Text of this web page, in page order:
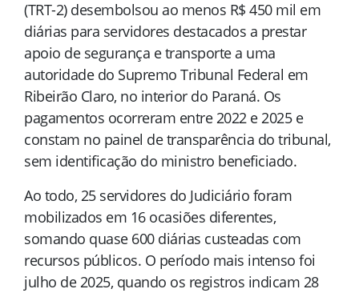
(TRT-2) desembolsou ao menos R$ 450 mil em
diárias para servidores destacados a prestar
apoio de segurança e transporte a uma
autoridade do Supremo Tribunal Federal em
Ribeirão Claro, no interior do Paraná. Os
pagamentos ocorreram entre 2022 e 2025 e
constam no painel de transparência do tribunal,
sem identificação do ministro beneficiado.
Ao todo, 25 servidores do Judiciário foram
mobilizados em 16 ocasiões diferentes,
somando quase 600 diárias custeadas com
recursos públicos. O período mais intenso foi
julho de 2025, quando os registros indicam 28